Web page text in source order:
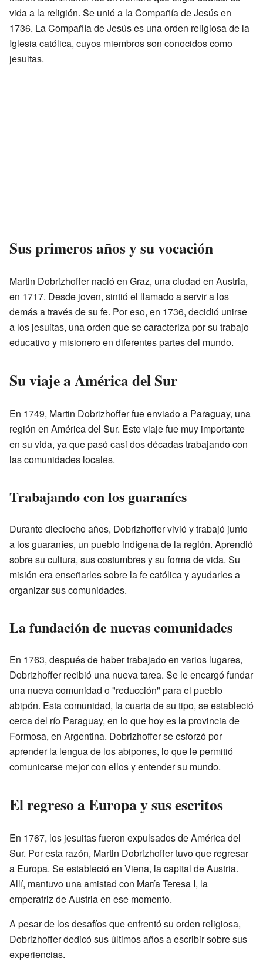
vida a la religión. Se unió a la Compañía de Jesús en
1736. La Compañía de Jesús es una orden religiosa de la
Iglesia católica, cuyos miembros son conocidos como
jesuitas.
Sus primeros años y su vocación
Martin Dobrizhoffer nació en Graz, una ciudad en Austria,
en 1717. Desde joven, sintió el llamado a servir a los
demás a través de su fe. Por eso, en 1736, decidió unirse
a los jesuitas, una orden que se caracteriza por su trabajo
educativo y misionero en diferentes partes del mundo.
Su viaje a América del Sur
En 1749, Martin Dobrizhoffer fue enviado a Paraguay, una
región en América del Sur. Este viaje fue muy importante
en su vida, ya que pasó casi dos décadas trabajando con
las comunidades locales.
Trabajando con los guaraníes
Durante dieciocho años, Dobrizhoffer vivió y trabajó junto
a los guaraníes, un pueblo indígena de la región. Aprendió
sobre su cultura, sus costumbres y su forma de vida. Su
misión era enseñarles sobre la fe católica y ayudarles a
organizar sus comunidades.
La fundación de nuevas comunidades
En 1763, después de haber trabajado en varios lugares,
Dobrizhoffer recibió una nueva tarea. Se le encargó fundar
una nueva comunidad o "reducción" para el pueblo
abipón. Esta comunidad, la cuarta de su tipo, se estableció
cerca del río Paraguay, en lo que hoy es la provincia de
Formosa, en Argentina. Dobrizhoffer se esforzó por
aprender la lengua de los abipones, lo que le permitió
comunicarse mejor con ellos y entender su mundo.
El regreso a Europa y sus escritos
En 1767, los jesuitas fueron expulsados de América del
Sur. Por esta razón, Martin Dobrizhoffer tuvo que regresar
a Europa. Se estableció en Viena, la capital de Austria.
Allí, mantuvo una amistad con María Teresa I, la
emperatriz de Austria en ese momento.
A pesar de los desafíos que enfrentó su orden religiosa,
Dobrizhoffer dedicó sus últimos años a escribir sobre sus
experiencias.